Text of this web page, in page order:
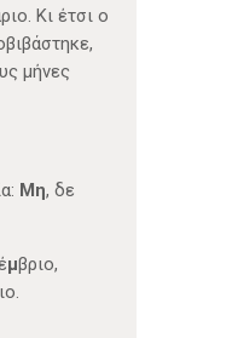
Κι έτσι ο
μήνες
Μη, δε
μβριο,